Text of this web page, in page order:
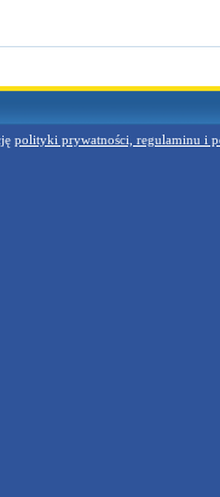
polityki prywatności, regulaminu i